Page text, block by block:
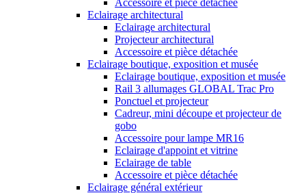
Accessoire et pièce détachée
Eclairage architectural
Eclairage architectural
Projecteur architectural
Accessoire et pièce détachée
Eclairage boutique, exposition et musée
Eclairage boutique, exposition et musée
Rail 3 allumages GLOBAL Trac Pro
Ponctuel et projecteur
Cadreur, mini découpe et projecteur de
gobo
Accessoire pour lampe MR16
Eclairage d'appoint et vitrine
Eclairage de table
Accessoire et pièce détachée
Eclairage général extérieur